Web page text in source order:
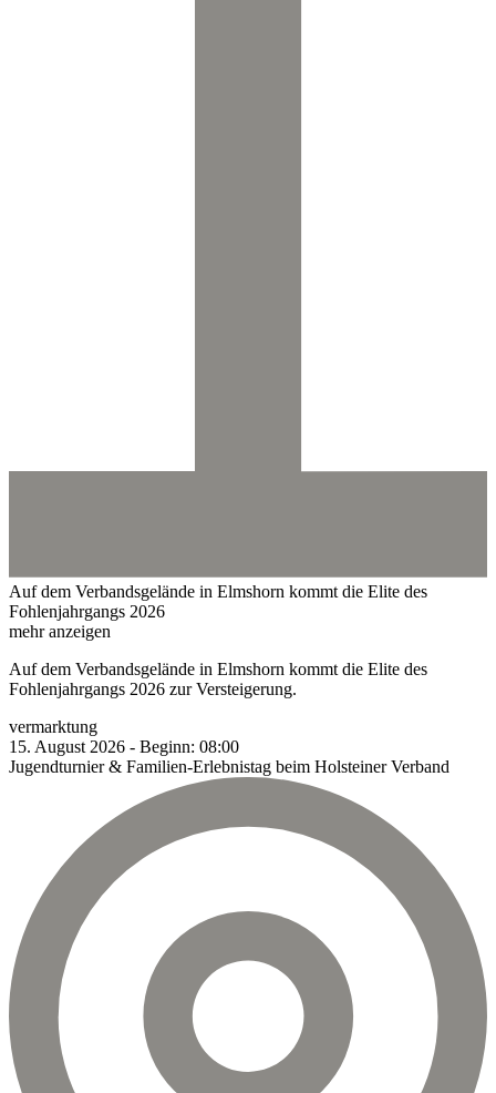
Auf dem Verbandsgelände in Elmshorn kommt die Elite des
Fohlenjahrgangs 2026
mehr anzeigen
Auf dem Verbandsgelände in Elmshorn kommt die Elite des
Fohlenjahrgangs 2026 zur Versteigerung.
vermarktung
15. August 2026 - Beginn: 08:00
Jugendturnier & Familien-Erlebnistag beim Holsteiner Verband